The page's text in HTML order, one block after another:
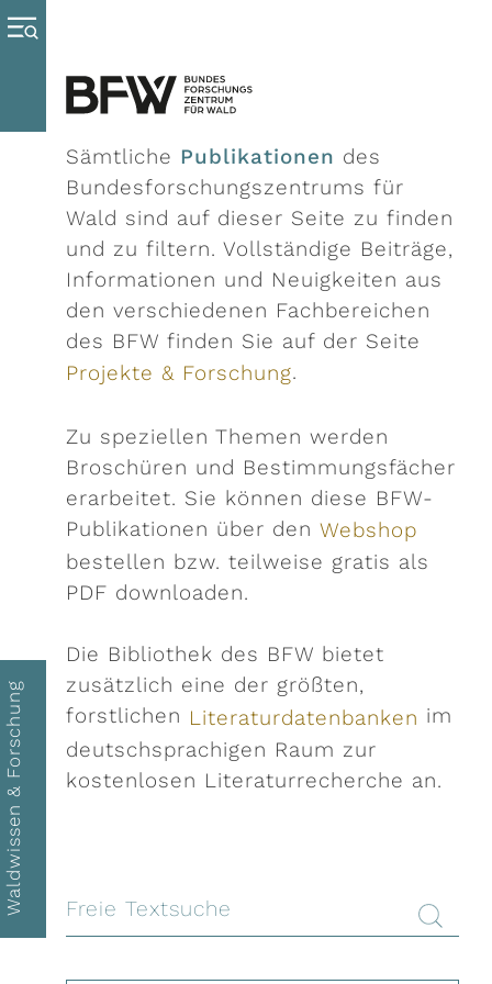
Waldwissen & Forschung
Adresse
Sämtliche Publikationen des
Bundesforschungszentrums für
Wald sind auf dieser Seite zu finden
und zu filtern. Vollständige Beiträge,
Informationen und Neuigkeiten aus
den verschiedenen Fachbereichen
des BFW finden Sie auf der Seite
Projekte & Forschung.
Zu speziellen Themen werden
Broschüren und Bestimmungsfächer
erarbeitet. Sie können diese BFW-
Publikationen über den Webshop
bestellen bzw. teilweise gratis als
PDF downloaden.
Die Bibliothek des BFW bietet
zusätzlich eine der größten,
forstlichen Literaturdatenbanken im
deutschsprachigen Raum zur
kostenlosen Literaturrecherche an.
Suche